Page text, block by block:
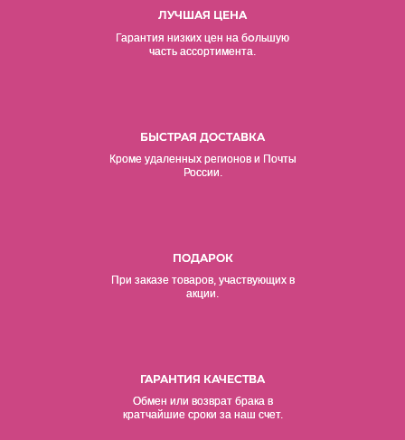
ЛУЧШАЯ ЦЕНА
Гарантия низких цен на большую
часть ассортимента.
БЫСТРАЯ ДОСТАВКА
Кроме удаленных регионов и Почты
России.
ПОДАРОК
При заказе товаров, участвующих в
акции.
ГАРАНТИЯ КАЧЕСТВА
Обмен или возврат брака в
кратчайшие сроки за наш счет.